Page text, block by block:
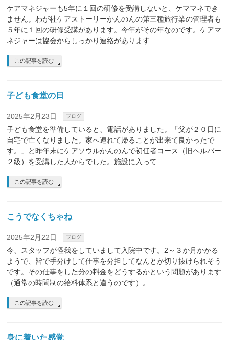
ケアマネジャーも5年に１回の研修を受講しないと、ケママネでき
ません。わが社ケアストーリーかんのんの第三種旅行業の管理者も
５年に１回の研修受講があります。今年がその年なのです。ケアマ
ネジャーは協会からしっかり連絡があります …
この記事を読む
子ども食堂の日
2025年2月23日 ブログ
子ども食堂を準備していると、電話がありました。「父が２０日に
自宅で亡くなりました。家へ連れて帰ることが出来て良かったで
す。」と昨年末にケアソウルかんのんで初任者コース（旧ヘルパー
２級）を受講した人からでした。施設に入って …
この記事を読む
こうでなくちゃね
2025年2月22日 ブログ
今、スタッフが怪我をしていまして入院中です。2～３か月かかる
ようで、皆で手分けして仕事を分担してなんとか切り抜けられそう
です。その仕事をした分の料金をどうするかという問題があります
（通常の時間制の給料体系と違うのです）。 …
この記事を読む
身に着いた感覚